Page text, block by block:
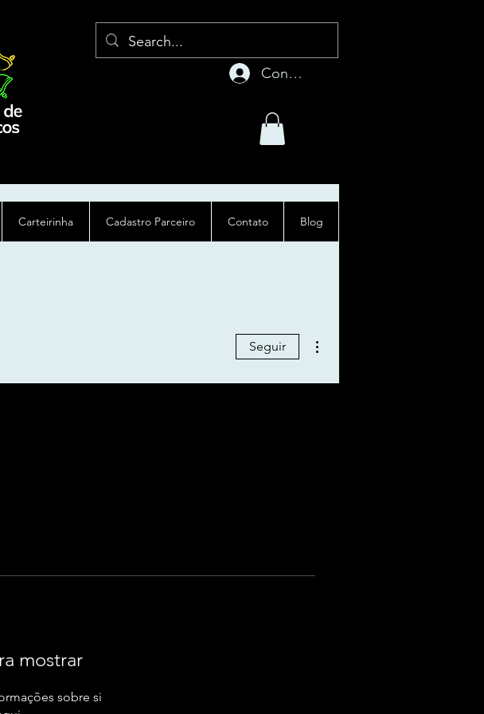
Conecte-se
Carteirinha Cadastro Parceiro Contato Blog
mostrar
sobre si
Seguir